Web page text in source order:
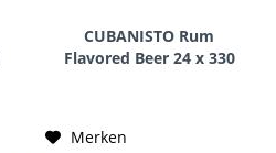
CUBANISTO Rum
Flavored Beer 24 x 330
Merken